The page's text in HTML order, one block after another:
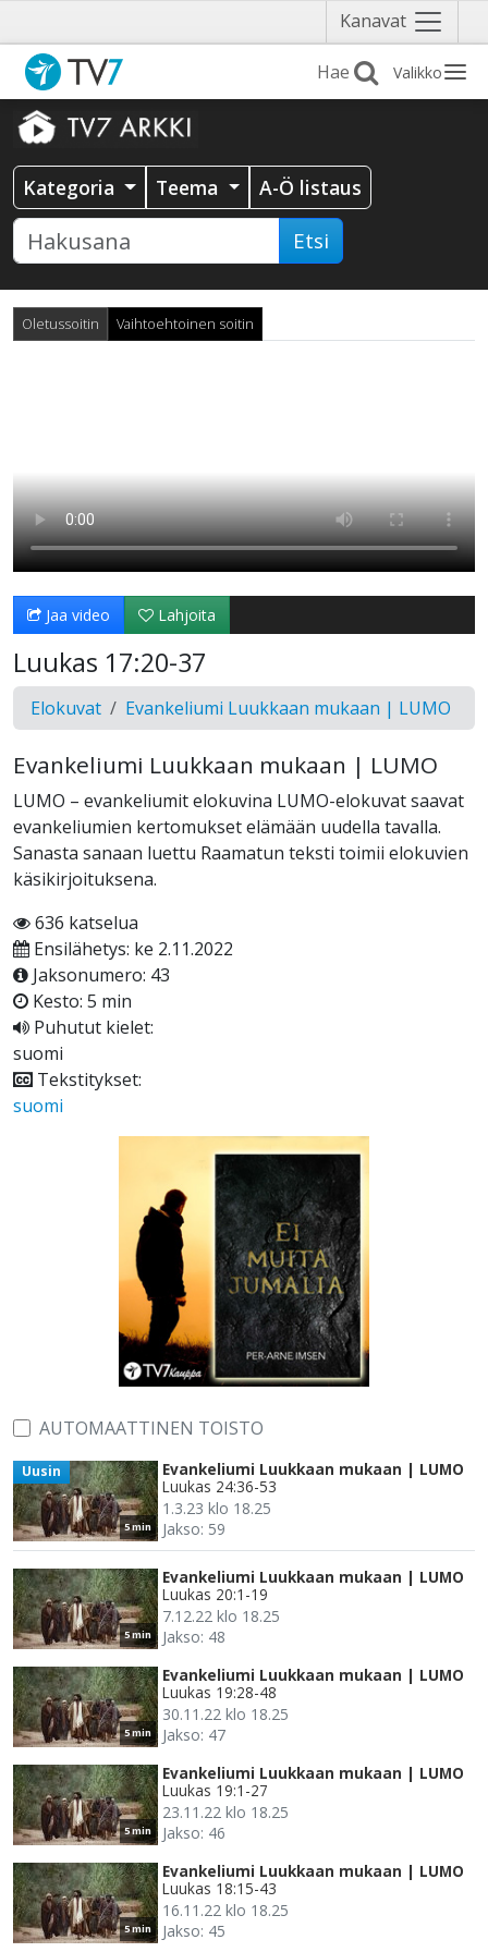
Kanavat Näytä
valikko
Valikko
Kategoria Teema A-Ö listaus
Etsi
Oletussoitin Vaihtoehtoinen soitin
Jaa video Lahjoita
Luukas 17:20-37
Elokuvat Evankeliumi Luukkaan mukaan | LUMO
Evankeliumi Luukkaan mukaan | LUMO
LUMO – evankeliumit elokuvina LUMO-elokuvat saavat
evankeliumien kertomukset elämään uudella tavalla.
Sanasta sanaan luettu Raamatun teksti toimii elokuvien
käsikirjoituksena.
636 katselua
Ensilähetys: ke 2.11.2022
Jaksonumero: 43
Kesto: 5 min
Puhutut kielet:
suomi
Tekstitykset:
suomi
AUTOMAATTINEN TOISTO
5 min
Uusin
Evankeliumi Luukkaan mukaan | LUMO
Luukas 24:36-53
1.3.23 klo 18.25
Jakso: 59
5 min
Evankeliumi Luukkaan mukaan | LUMO
Luukas 20:1-19
7.12.22 klo 18.25
Jakso: 48
5 min
Evankeliumi Luukkaan mukaan | LUMO
Luukas 19:28-48
30.11.22 klo 18.25
Jakso: 47
5 min
Evankeliumi Luukkaan mukaan | LUMO
Luukas 19:1-27
23.11.22 klo 18.25
Jakso: 46
5 min
Evankeliumi Luukkaan mukaan | LUMO
Luukas 18:15-43
16.11.22 klo 18.25
Jakso: 45